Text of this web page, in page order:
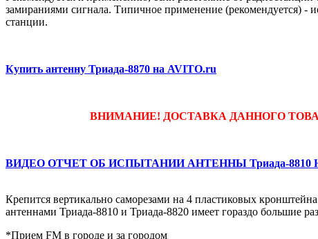
замираниями сигнала. Типичное применение (рекомендуется) -
станции.
Купить антенну Триада-8870 на AVITO.ru
ВНИМАНИЕ! ДОСТАВКА ДАННОГО
ВИДЕО ОТЧЕТ ОБ ИСПЫТАНИИ АНТЕННЫ Триада-8810
Крепится вертикально саморезами на 4 пластиковых
антеннами Триада-8810 и Триада-8820 имеет гораздо большие
*Прием FM в городе и за городом